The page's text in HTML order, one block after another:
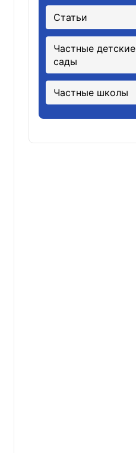
Статьи
Частные детские
сады
Частные школы